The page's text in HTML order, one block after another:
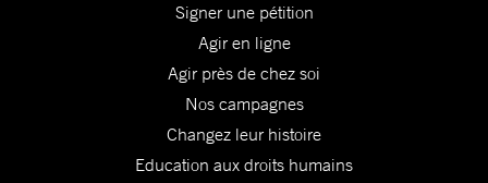
Signer une pétition
Agir en ligne
Agir près de chez soi
Nos campagnes
Changez leur histoire
Education aux droits humains